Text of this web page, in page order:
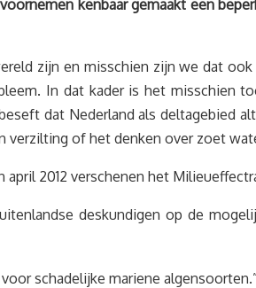
kenbaar gemaakt een
zijn en misschien zijn we dat
In dat kader is het misschien
dat Nederland als deltagebied
verzilting of het denken over zoet
2012 verschenen het
deskundigen op de
schadelijke mariene algensoorten.”